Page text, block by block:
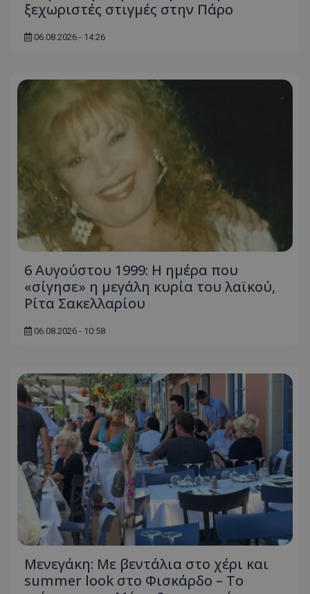
ξεχωριστές στιγμές στην Πάρο
06.08.2026 - 14:26
6 Αυγούστου 1999: Η ημέρα που
«σίγησε» η μεγάλη κυρία του λαϊκού,
Ρίτα Σακελλαρίου
06.08.2026 - 10:58
Μενεγάκη: Με βεντάλια στο χέρι και
summer look στο Φισκάρδο – Το